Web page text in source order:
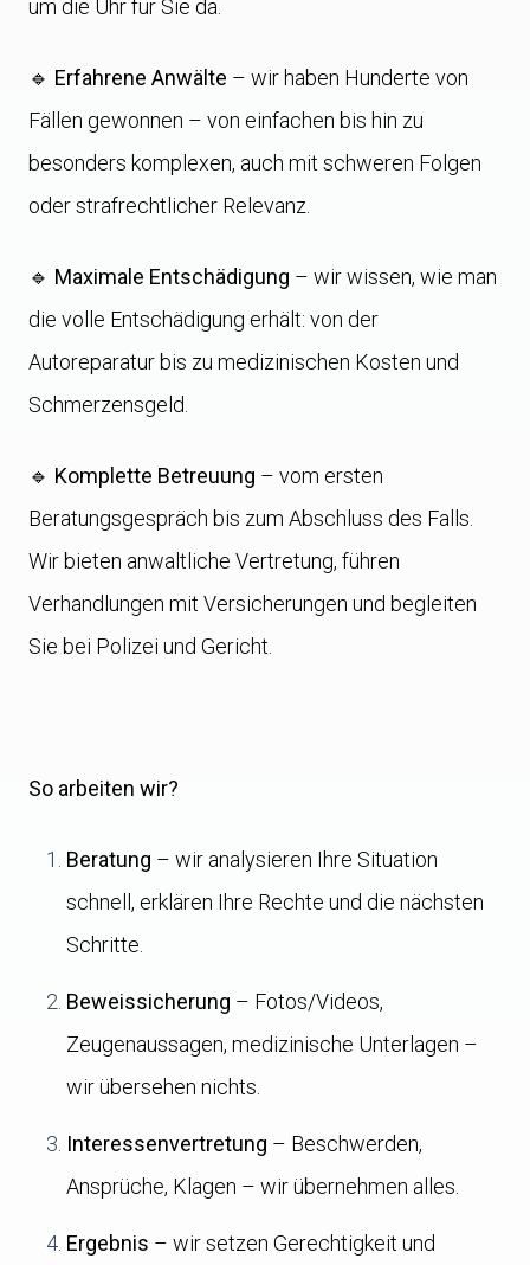
um die Uhr für Sie da.
🔹 Erfahrene Anwälte – wir haben Hunderte von
Fällen gewonnen – von einfachen bis hin zu
besonders komplexen, auch mit schweren Folgen
oder strafrechtlicher Relevanz.
🔹 Maximale Entschädigung – wir wissen, wie man
die volle Entschädigung erhält: von der
Autoreparatur bis zu medizinischen Kosten und
Schmerzensgeld.
🔹 Komplette Betreuung – vom ersten
Beratungsgespräch bis zum Abschluss des Falls.
Wir bieten anwaltliche Vertretung, führen
Verhandlungen mit Versicherungen und begleiten
Sie bei Polizei und Gericht.
So arbeiten wir?
Beratung – wir analysieren Ihre Situation
schnell, erklären Ihre Rechte und die nächsten
Schritte.
Beweissicherung – Fotos/Videos,
Zeugenaussagen, medizinische Unterlagen –
wir übersehen nichts.
Interessenvertretung – Beschwerden,
Ansprüche, Klagen – wir übernehmen alles.
Ergebnis – wir setzen Gerechtigkeit und